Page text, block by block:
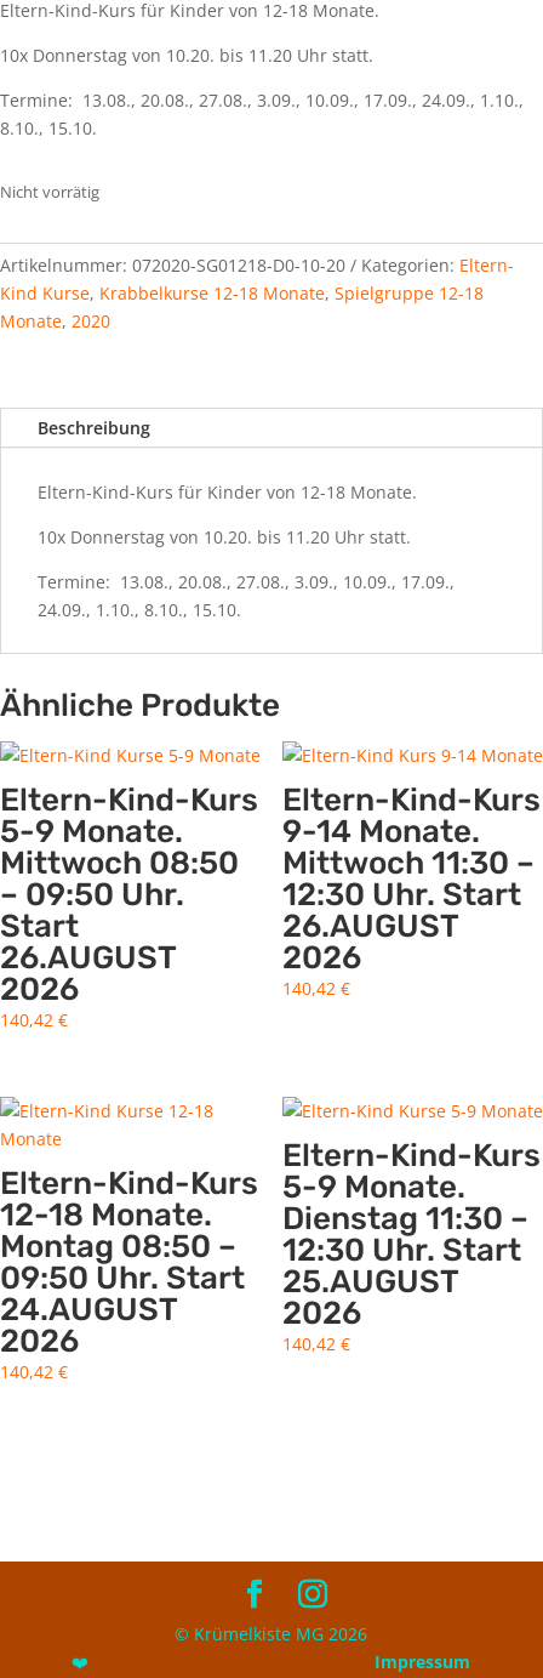
Eltern-Kind-Kurs für Kinder von 12-18 Monate.
10x Donnerstag von 10.20. bis 11.20 Uhr statt.
Termine: 13.08., 20.08., 27.08., 3.09., 10.09., 17.09., 24.09., 1.10.,
8.10., 15.10.
Nicht vorrätig
Artikelnummer: 072020-SG01218-D0-10-20 Kategorien: Eltern-
Kind Kurse, Krabbelkurse 12-18 Monate, Spielgruppe 12-18
Monate, 2020
Beschreibung
Eltern-Kind-Kurs für Kinder von 12-18 Monate.
10x Donnerstag von 10.20. bis 11.20 Uhr statt.
Termine: 13.08., 20.08., 27.08., 3.09., 10.09., 17.09.,
24.09., 1.10., 8.10., 15.10.
Ähnliche Produkte
Eltern-Kind-Kurs
5-9 Monate.
Mittwoch 08:50
– 09:50 Uhr.
Start
26.AUGUST
2026
140,42 €
Eltern-Kind-Kurs
9-14 Monate.
Mittwoch 11:30 –
12:30 Uhr. Start
26.AUGUST
2026
140,42 €
Eltern-Kind-Kurs
12-18 Monate.
Montag 08:50 –
09:50 Uhr. Start
24.AUGUST
2026
140,42 €
Eltern-Kind-Kurs
5-9 Monate.
Dienstag 11:30 –
12:30 Uhr. Start
25.AUGUST
2026
140,42 €
© Krümelkiste MG 2026
❤️ Impressum